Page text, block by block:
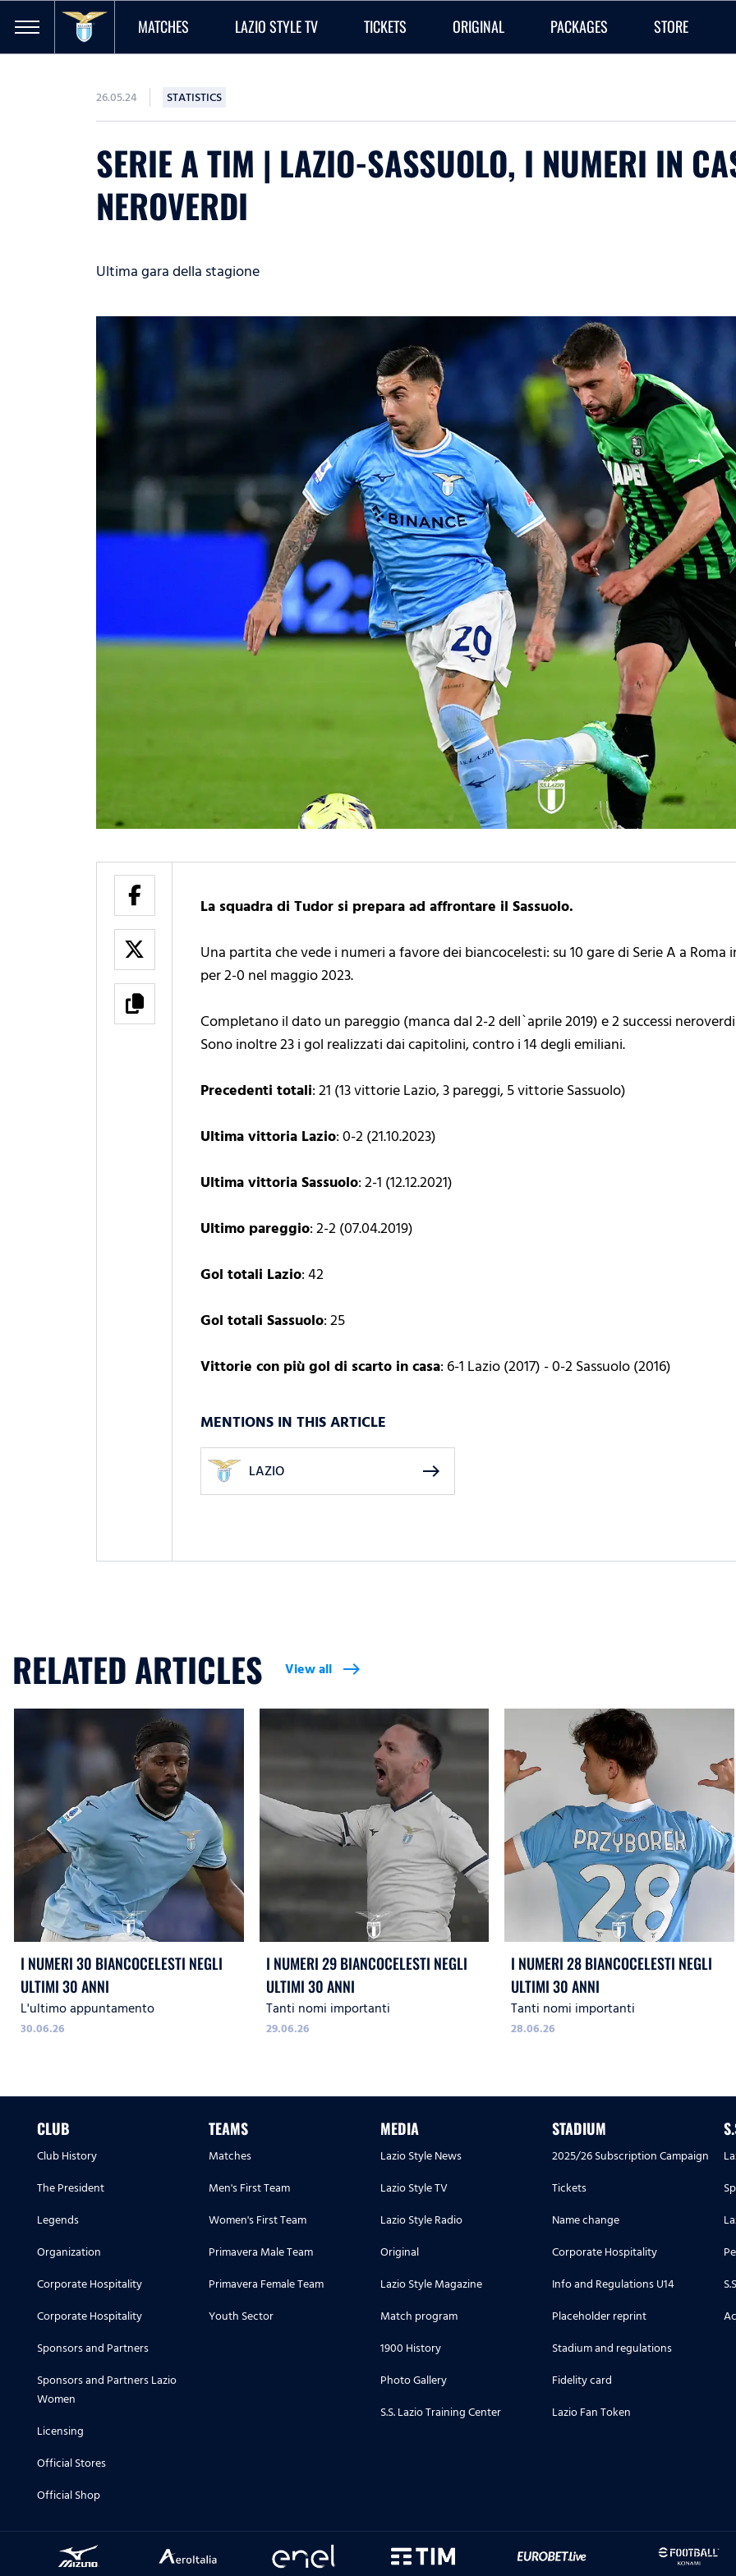
MATCHES LAZIO STYLE TV TICKETS ORIGINAL PACKAGES STORE
26.05.24 STATISTICS
SERIE A TIM | LAZIO-SASSUOLO, I NUMERI IN
NEROVERDI
Ultima gara della stagione
La squadra di Tudor si prepara ad affrontare il Sassuolo.
Una partita che vede i numeri a favore dei biancocelesti: su 10 gare di Serie A a
per 2-0 nel maggio 2023.
Completano il dato un pareggio (manca dal 2-2 dell`aprile 2019) e 2 successi
Sono inoltre 23 i gol realizzati dai capitolini, contro i 14 degli emiliani.
Precedenti totali: 21 (13 vittorie Lazio, 3 pareggi, 5 vittorie Sassuolo)
Ultima vittoria Lazio: 0-2 (21.10.2023)
Ultima vittoria Sassuolo: 2-1 (12.12.2021)
Ultimo pareggio: 2-2 (07.04.2019)
Gol totali Lazio: 42
Gol totali Sassuolo: 25
Vittorie con più gol di scarto in casa: 6-1 Lazio (2017) - 0-2 Sassuolo (2016)
MENTIONS IN THIS ARTICLE
LAZIO east
RELATED ARTICLES View all east
I NUMERI 30 BIANCOCELESTI NEGLI
ULTIMI 30 ANNI
L'ultimo appuntamento
30.06.26
I NUMERI 29 BIANCOCELESTI NEGLI
ULTIMI 30 ANNI
Tanti nomi importanti
29.06.26
I NUMERI 28 BIANCOCELESTI NEGLI
ULTIMI 30 ANNI
Tanti nomi importanti
28.06.26
CLUB
Club History
The President
Legends
Organization
Corporate Hospitality
Corporate Hospitality
Sponsors and Partners
Sponsors and Partners Lazio
Women
Licensing
Official Stores
Official Shop
TEAMS
Matches
Men's First Team
Women's First Team
Primavera Male Team
Primavera Female Team
Youth Sector
MEDIA
Lazio Style News
Lazio Style TV
Lazio Style Radio
Original
Lazio Style Magazine
Match program
1900 History
Photo Gallery
S.S. Lazio Training Center
STADIUM
2025/26 Subscription Campaign
Tickets
Name change
Corporate Hospitality
Info and Regulations U14
Placeholder reprint
Stadium and regulations
Fidelity card
Lazio Fan Token